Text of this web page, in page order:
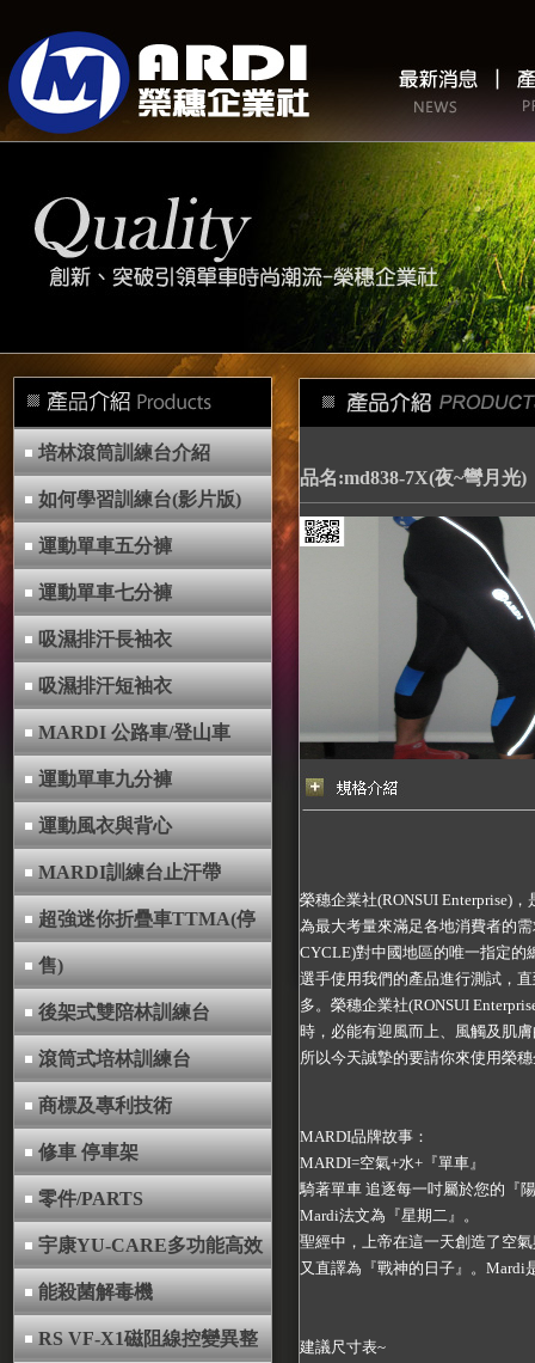
培林滾筒訓練台介紹
如何學習訓練台(影片版)
運動單車五分褲
運動單車七分褲
吸濕排汗長袖衣
吸濕排汗短袖衣
MARDI 公路車/登山車
運動單車九分褲
運動風衣與背心
MARDI訓練台止汗帶
超強迷你折疊車TTMA(停
售)
後架式雙陪林訓練台
滾筒式培林訓練台
商標及專利技術
修車 停車架
零件/PARTS
宇康YU-CARE多功能高效
能殺菌解毒機
RS VF-X1磁阻線控變異整
品名:md838-7X(夜~彎月光)
榮穗企業社(RONSUI Enterprise)
為最大考量來滿足各地消費者的
CYCLE)對中國地區的唯一指定
選手使用我們的產品進行測試，
多。榮穗企業社(RONSUI
時，必能有迎風而上、風觸及肌
所以今天誠摯的要請你來使用榮
MARDI品牌故事：
MARDI=空氣+水+『單車』
騎著單車 追逐每一吋屬於您的『
Mardi法文為『星期二』。
聖經中，上帝在這一天創造了空
又直譯為『戰神的日子』。Mardi
建議尺寸表~